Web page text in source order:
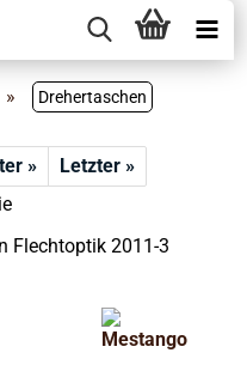
» Drehertaschen
»
Letzter »
Flechtoptik 2011-3